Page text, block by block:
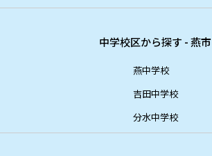
中学校区から探す - 燕市
燕中学校
吉田中学校
分水中学校